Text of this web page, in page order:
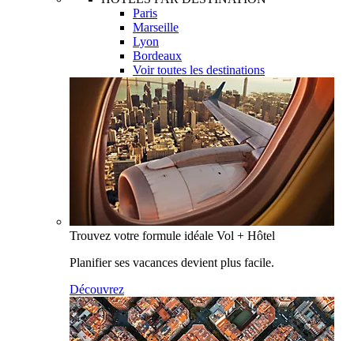
Paris
Marseille
Lyon
Bordeaux
Voir toutes les destinations
Trouvez votre formule idéale Vol + Hôtel
Planifier ses vacances devient plus facile.
Découvrez